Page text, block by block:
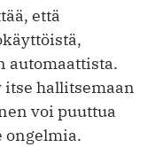
että
automaattista.
hallitsemaan
voi puuttua
ongelmia.